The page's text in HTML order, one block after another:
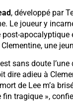
, développé par
Le joueur y
apocalyptique
une
sans doute
dire adieu à
de Lee m’a
fin tragique »,